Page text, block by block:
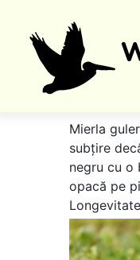
Mierla
subțire
negru cu o
opacă pe